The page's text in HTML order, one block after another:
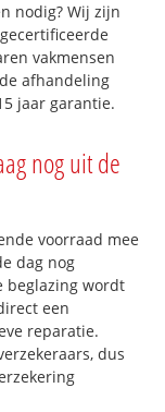
nodig? Wij zijn
vakmensen
afhandeling
jaar garantie.
nog uit de
voorraad mee
dag nog
beglazing wordt
een
reparatie.
dus